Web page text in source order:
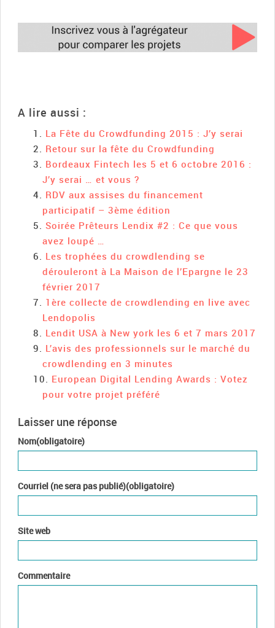
A lire aussi :
La Fête du Crowdfunding 2015 : J’y serai
Retour sur la fête du Crowdfunding
Bordeaux Fintech les 5 et 6 octobre 2016 :
J’y serai … et vous ?
RDV aux assises du financement
participatif – 3ème édition
Soirée Prêteurs Lendix #2 : Ce que vous
avez loupé …
Les trophées du crowdlending se
dérouleront à La Maison de l’Epargne le 23
février 2017
1ère collecte de crowdlending en live avec
Lendopolis
Lendit USA à New york les 6 et 7 mars 2017
L’avis des professionnels sur le marché du
crowdlending en 3 minutes
European Digital Lending Awards : Votez
pour votre projet préféré
Laisser une réponse
Nom(obligatoire)
Courriel (ne sera pas publié)(obligatoire)
Site web
Commentaire